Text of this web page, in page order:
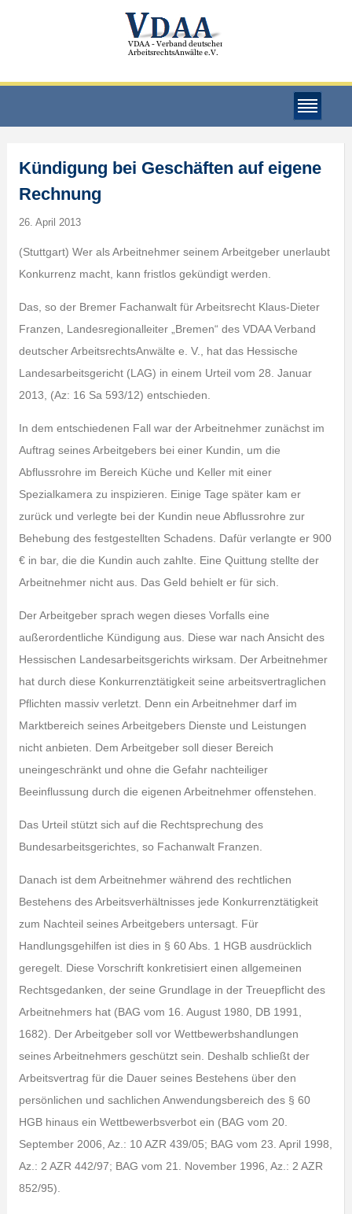
Kündigung bei Geschäften auf eigene
Rechnung
26. April 2013
(Stuttgart) Wer als Arbeitnehmer seinem Arbeitgeber unerlaubt
Konkurrenz macht, kann fristlos gekündigt werden.
Das, so der Bremer Fachanwalt für Arbeitsrecht Klaus-Dieter
Franzen, Landesregionalleiter „Bremen“ des VDAA Verband
deutscher ArbeitsrechtsAnwälte e. V., hat das Hessische
Landesarbeitsgericht (LAG) in einem Urteil vom 28. Januar
2013, (Az: 16 Sa 593/12) entschieden.
In dem entschiedenen Fall war der Arbeitnehmer zunächst im
Auftrag seines Arbeitgebers bei einer Kundin, um die
Abflussrohre im Bereich Küche und Keller mit einer
Spezialkamera zu inspizieren. Einige Tage später kam er
zurück und verlegte bei der Kundin neue Abflussrohre zur
Behebung des festgestellten Schadens. Dafür verlangte er 900
€ in bar, die die Kundin auch zahlte. Eine Quittung stellte der
Arbeitnehmer nicht aus. Das Geld behielt er für sich.
Der Arbeitgeber sprach wegen dieses Vorfalls eine
außerordentliche Kündigung aus. Diese war nach Ansicht des
Hessischen Landesarbeitsgerichts wirksam. Der Arbeitnehmer
hat durch diese Konkurrenztätigkeit seine arbeitsvertraglichen
Pflichten massiv verletzt. Denn ein Arbeitnehmer darf im
Marktbereich seines Arbeitgebers Dienste und Leistungen
nicht anbieten. Dem Arbeitgeber soll dieser Bereich
uneingeschränkt und ohne die Gefahr nachteiliger
Beeinflussung durch die eigenen Arbeitnehmer offenstehen.
Das Urteil stützt sich auf die Rechtsprechung des
Bundesarbeitsgerichtes, so Fachanwalt Franzen.
Danach ist dem Arbeitnehmer während des rechtlichen
Bestehens des Arbeitsverhältnisses jede Konkurrenztätigkeit
zum Nachteil seines Arbeitgebers untersagt. Für
Handlungsgehilfen ist dies in § 60 Abs. 1 HGB ausdrücklich
geregelt. Diese Vorschrift konkretisiert einen allgemeinen
Rechtsgedanken, der seine Grundlage in der Treuepflicht des
Arbeitnehmers hat (BAG vom 16. August 1980, DB 1991,
1682). Der Arbeitgeber soll vor Wettbewerbshandlungen
seines Arbeitnehmers geschützt sein. Deshalb schließt der
Arbeitsvertrag für die Dauer seines Bestehens über den
persönlichen und sachlichen Anwendungsbereich des § 60
HGB hinaus ein Wettbewerbsverbot ein (BAG vom 20.
September 2006, Az.: 10 AZR 439/05; BAG vom 23. April 1998,
Az.: 2 AZR 442/97; BAG vom 21. November 1996, Az.: 2 AZR
852/95).